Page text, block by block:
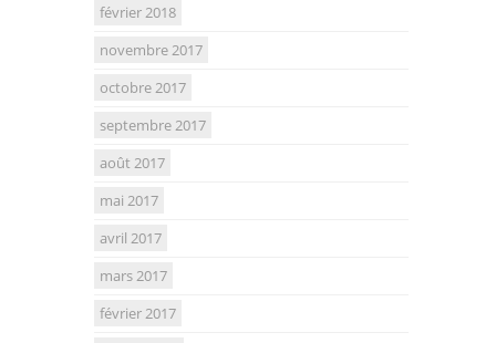
février 2018
novembre 2017
octobre 2017
septembre 2017
août 2017
mai 2017
avril 2017
mars 2017
février 2017